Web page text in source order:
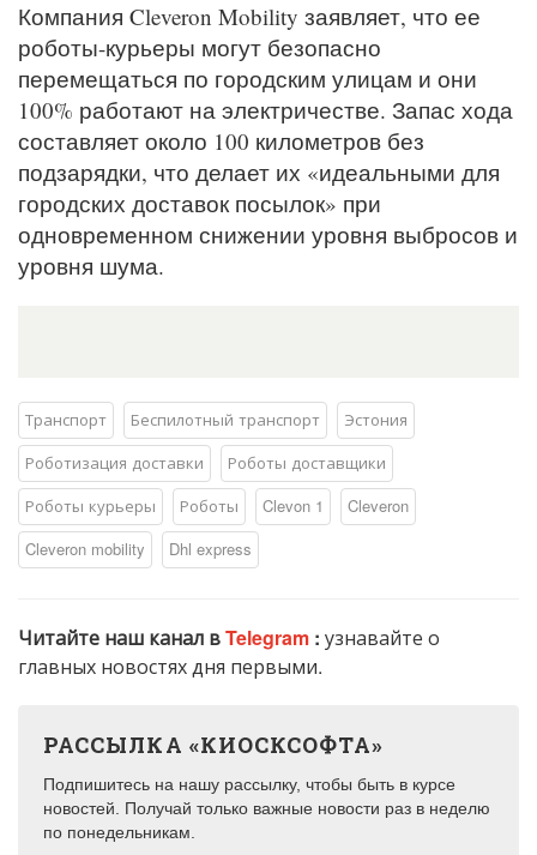
Компания Cleveron Mobility заявляет, что ее
роботы-курьеры могут безопасно
перемещаться по городским улицам и они
100% работают на электричестве. Запас хода
составляет около 100 километров без
подзарядки, что делает их «идеальными для
городских доставок посылок» при
одновременном снижении уровня выбросов и
уровня шума.
Транспорт Беспилотный транспорт
Эстония
Роботизация доставки
Роботы доставщики
Роботы курьеры
Роботы Clevon 1
Cleveron
Cleveron mobility
Dhl express
Читайте наш канал вTelegram : узнавайте о
главных новостях дня первыми.
РАССЫЛКА «КИОСКСОФТА»
Подпишитесь на нашу рассылку, чтобы быть в курсе
новостей. Получай только важные новости раз в неделю
по понедельникам.